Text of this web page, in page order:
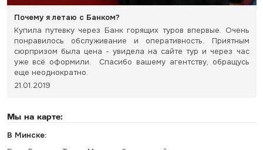
Почему я летаю с Банком?
Купила путевку через Банк горящих туров впервые. Очень
понравилось обслуживание и оперативность. Приятным
сюрпризом была цена - увидела на сайте тур и через час
уже всё оформили. Спасибо вашему агентству, обращусь
еще неоднократно.
21.01.2019
Мы на карте:
В Минске: